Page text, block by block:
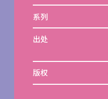
系列
出处
版权